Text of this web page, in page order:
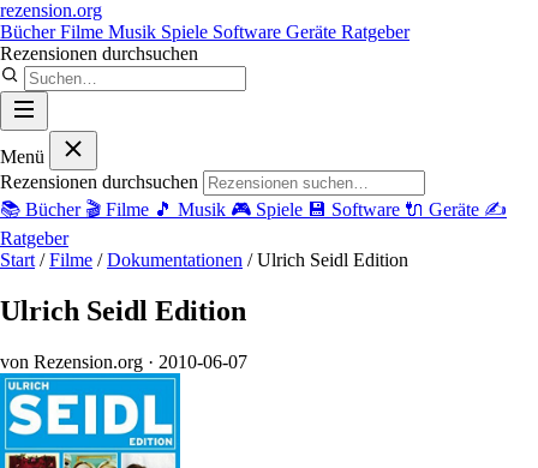
rezension.org
BücherFilme Musik Spiele Software Geräte Ratgeber
Rezensionen durchsuchen
Menü
Rezensionen durchsuchen
📚 Bücher 🎬 Filme 🎵 Musik 🎮 Spiele 💾 Software 🔌 Geräte ✍️
Ratgeber
Start / Filme / Dokumentationen / Ulrich Seidl Edition
Ulrich Seidl Edition
von Rezension.org · 2010-06-07